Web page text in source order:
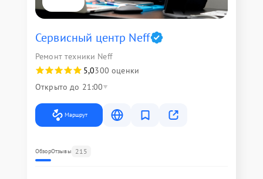
Сервисный центр Neff
Ремонт техники Neff
5,0300 оценки
Открыто до 21:00
Маршрут
ОбзорОтзывы 215